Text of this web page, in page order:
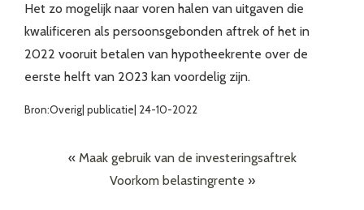
Het zo mogelijk naar voren halen van uitgaven die
kwalificeren als persoonsgebonden aftrek of het in
2022 vooruit betalen van hypotheekrente over de
eerste helft van 2023 kan voordelig zijn.
Bron:Overig| publicatie| 24-10-2022
« Maak gebruik van de investeringsaftrek
Voorkom belastingrente »